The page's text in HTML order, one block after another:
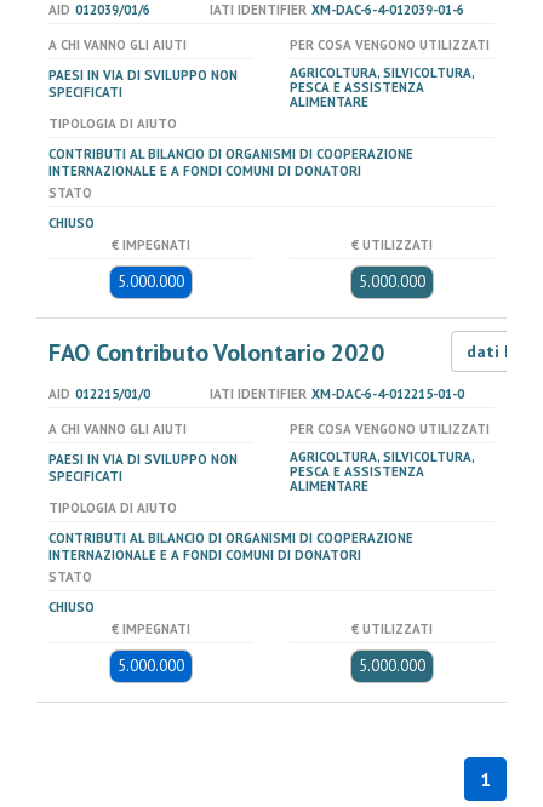
AID 012039/01/6 IATI IDENTIFIER XM-DAC-6-4-012039-01-6
A CHI VANNO GLI AIUTI
PAESI IN VIA DI SVILUPPO NON
SPECIFICATI
PER COSA VENGONO UTILIZZATI
AGRICOLTURA, SILVICOLTURA,
PESCA E ASSISTENZA
ALIMENTARE
TIPOLOGIA DI AIUTO
CONTRIBUTI AL BILANCIO DI ORGANISMI DI COOPERAZIONE
INTERNAZIONALE E A FONDI COMUNI DI DONATORI
STATO
CHIUSO
€ IMPEGNATI
5.000.000
€ UTILIZZATI
5.000.000
FAO Contributo Volontario 2020 dati LOD
AID 012215/01/0 IATI IDENTIFIER XM-DAC-6-4-012215-01-0
A CHI VANNO GLI AIUTI
PAESI IN VIA DI SVILUPPO NON
SPECIFICATI
PER COSA VENGONO UTILIZZATI
AGRICOLTURA, SILVICOLTURA,
PESCA E ASSISTENZA
ALIMENTARE
TIPOLOGIA DI AIUTO
CONTRIBUTI AL BILANCIO DI ORGANISMI DI COOPERAZIONE
INTERNAZIONALE E A FONDI COMUNI DI DONATORI
STATO
CHIUSO
€ IMPEGNATI
5.000.000
€ UTILIZZATI
5.000.000
1